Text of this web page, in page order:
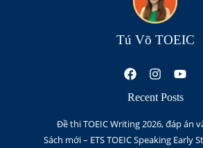
Tú Võ TOEIC
Recent Posts
Đề thi TOEIC Writing 2026, đáp án
Sách mới – ETS TOEIC Speaking Early